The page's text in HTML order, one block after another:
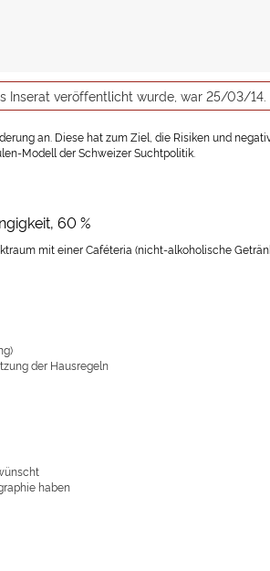
Inserat veröffentlicht wurde, war 25/03/14.
an. Diese hat zum Ziel, die Risiken und
Modell der Schweizer Suchtpolitik.
60 %
mit einer Caféteria (nicht-alkoholische
der Hausregeln
haben